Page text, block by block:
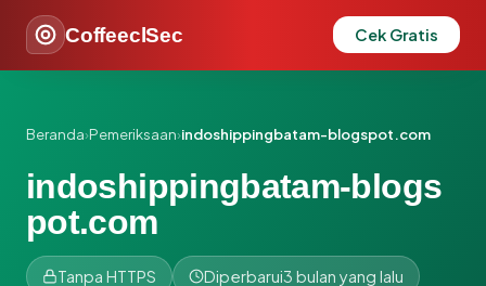
CoffeeclSec Cek Gratis
Beranda›Pemeriksaan›indoshippingbatam-blogspot.com
indoshippingbatam-blogs
pot.com
Tanpa HTTPS Diperbarui3 bulan yang lalu